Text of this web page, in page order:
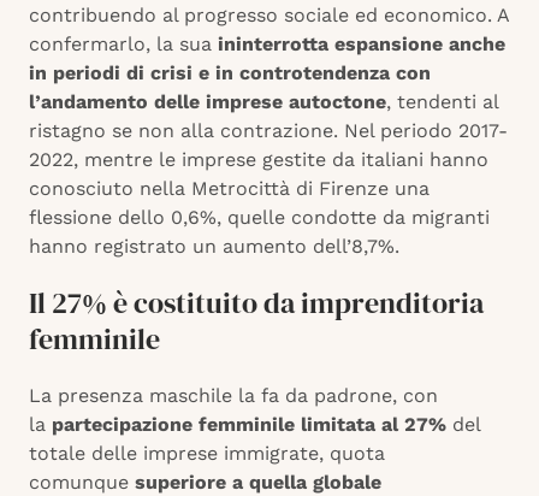
contribuendo al progresso sociale ed economico. A
confermarlo, la sua ininterrotta espansione anche
in periodi di crisi e in controtendenza con
l’andamento delle imprese autoctone, tendenti al
ristagno se non alla contrazione. Nel periodo 2017-
2022, mentre le imprese gestite da italiani hanno
conosciuto nella Metrocittà di Firenze una
flessione dello 0,6%, quelle condotte da migranti
hanno registrato un aumento dell’8,7%.
Il 27% è costituito da imprenditoria
femminile
La presenza maschile la fa da padrone, con
la partecipazione femminile limitata al 27% del
totale delle imprese immigrate, quota
comunque superiore a quella globale